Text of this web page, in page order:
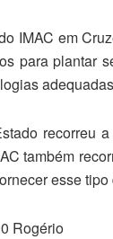
IMAC em
para plantar
recorreu
também
esse
Rogério